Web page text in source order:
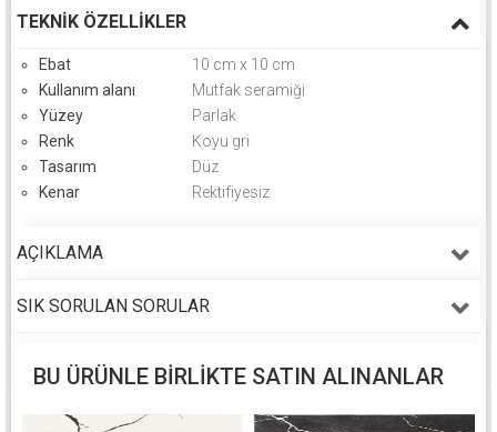
TEKNIK ÖZELLIKLER
Ebat
10 cm x 10 cm
Kullanım alanı
Mutfak seramiği
Yüzey
Parlak
Renk
Koyu gri
Tasarım
Düz
Kenar
Rektifiyesiz
AÇIKLAMA
SIK SORULAN SORULAR
BU ÜRÜNLE BIRLIKTE SATIN ALINANLAR